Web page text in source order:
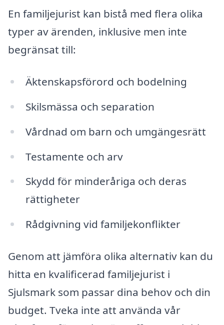
En familjejurist kan bistå med flera olika
typer av ärenden, inklusive men inte
begränsat till:
Äktenskapsförord och bodelning
Skilsmässa och separation
Vårdnad om barn och umgängesrätt
Testamente och arv
Skydd för minderåriga och deras
rättigheter
Rådgivning vid familjekonflikter
Genom att jämföra olika alternativ kan du
hitta en kvalificerad familjejurist i
Sjulsmark som passar dina behov och din
budget. Tveka inte att använda vår